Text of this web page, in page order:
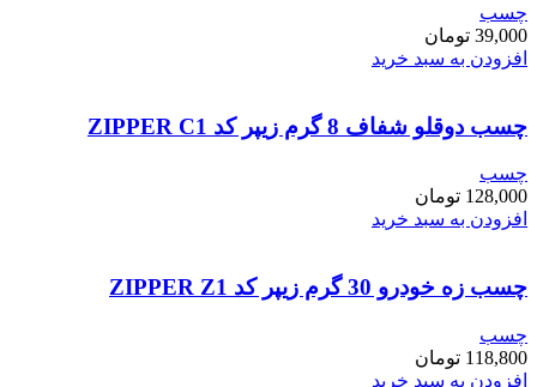
چسب
39,000 تومان
افزودن به سبد خرید
چسب دوقلو شفاف 8 گرم زیپر کد ZIPPER C1
چسب
128,000 تومان
افزودن به سبد خرید
چسب زه خودرو 30 گرم زیپر کد ZIPPER Z1
چسب
118,800 تومان
افزودن به سبد خرید